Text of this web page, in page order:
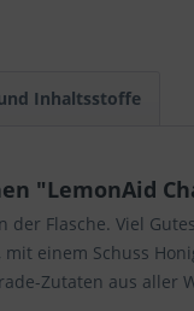
Inhaltsstoffe
"LemonAid
der Flasche. Viel
einem Schuss
Zutaten aus aller